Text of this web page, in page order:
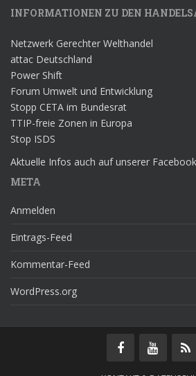
INFORMATIONEN ZU DEN
Netzwerk Gerechter Welthandel
attac Deutschland
Power Shift
Forum Umwelt und Entwicklung
Stopp CETA im Bundesrat
TTIP-freie Zonen in Europa
Stop ISDS
Aktuelle Infos auch auf unserer
META
Anmelden
Eintrags-Feed
Kommentar-Feed
WordPress.org